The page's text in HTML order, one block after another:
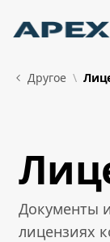
Skip to Main
Другое
Документы
лицензиях
New
What's New